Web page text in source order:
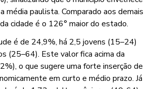
média paulista. Comparado aos demais
cidade é o 126° maior do estado.
é de 24,9%, há 2,5 jovens (15–24)
(25–64). Este valor fica acima da
o que sugere uma forte inserção de
em curto e médio prazo. Já